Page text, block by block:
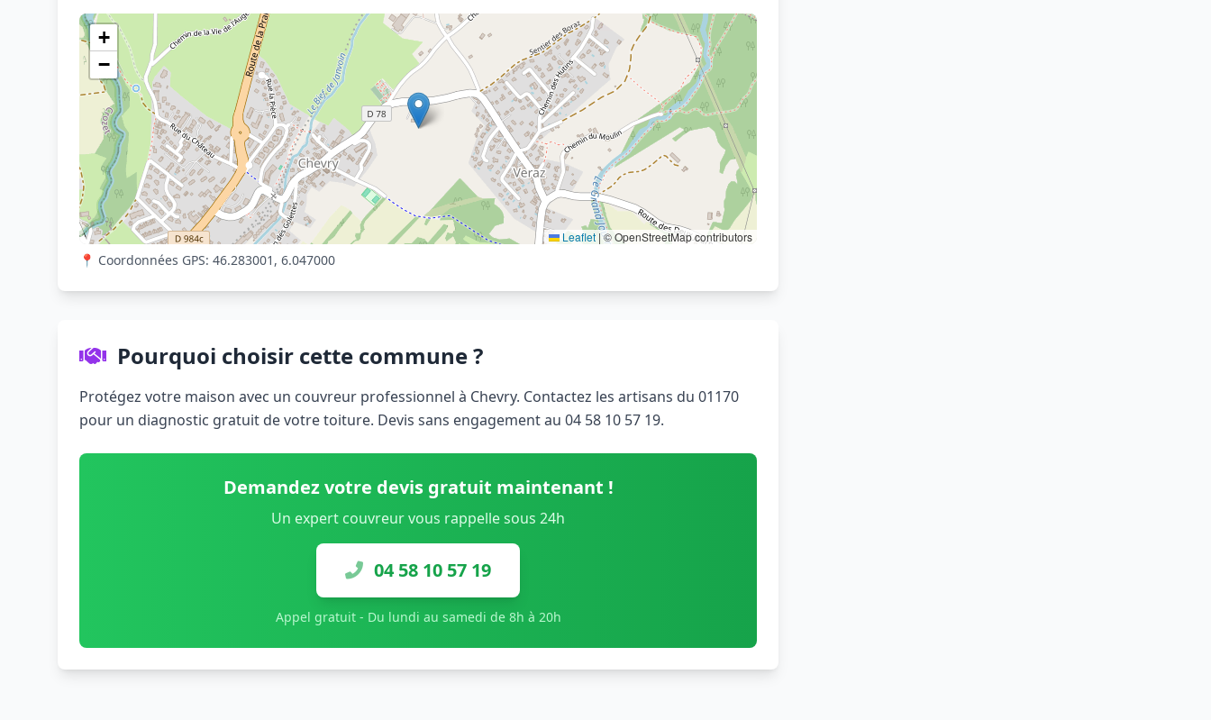
+
−
Leaflet |© OpenStreetMap contributors
Voir sur OpenStreetMap
📍 Coordonnées GPS: 46.283001, 6.047000
Pourquoi choisir cette commune ?
Protégez votre maison avec un couvreur professionnel à Chevry. Contactez les artisans du 01170
pour un diagnostic gratuit de votre toiture. Devis sans engagement au 04 58 10 57 19.
Demandez votre devis gratuit maintenant !
Un expert couvreur vous rappelle sous 24h
04 58 10 57 19
Appel gratuit - Du lundi au samedi de 8h à 20h